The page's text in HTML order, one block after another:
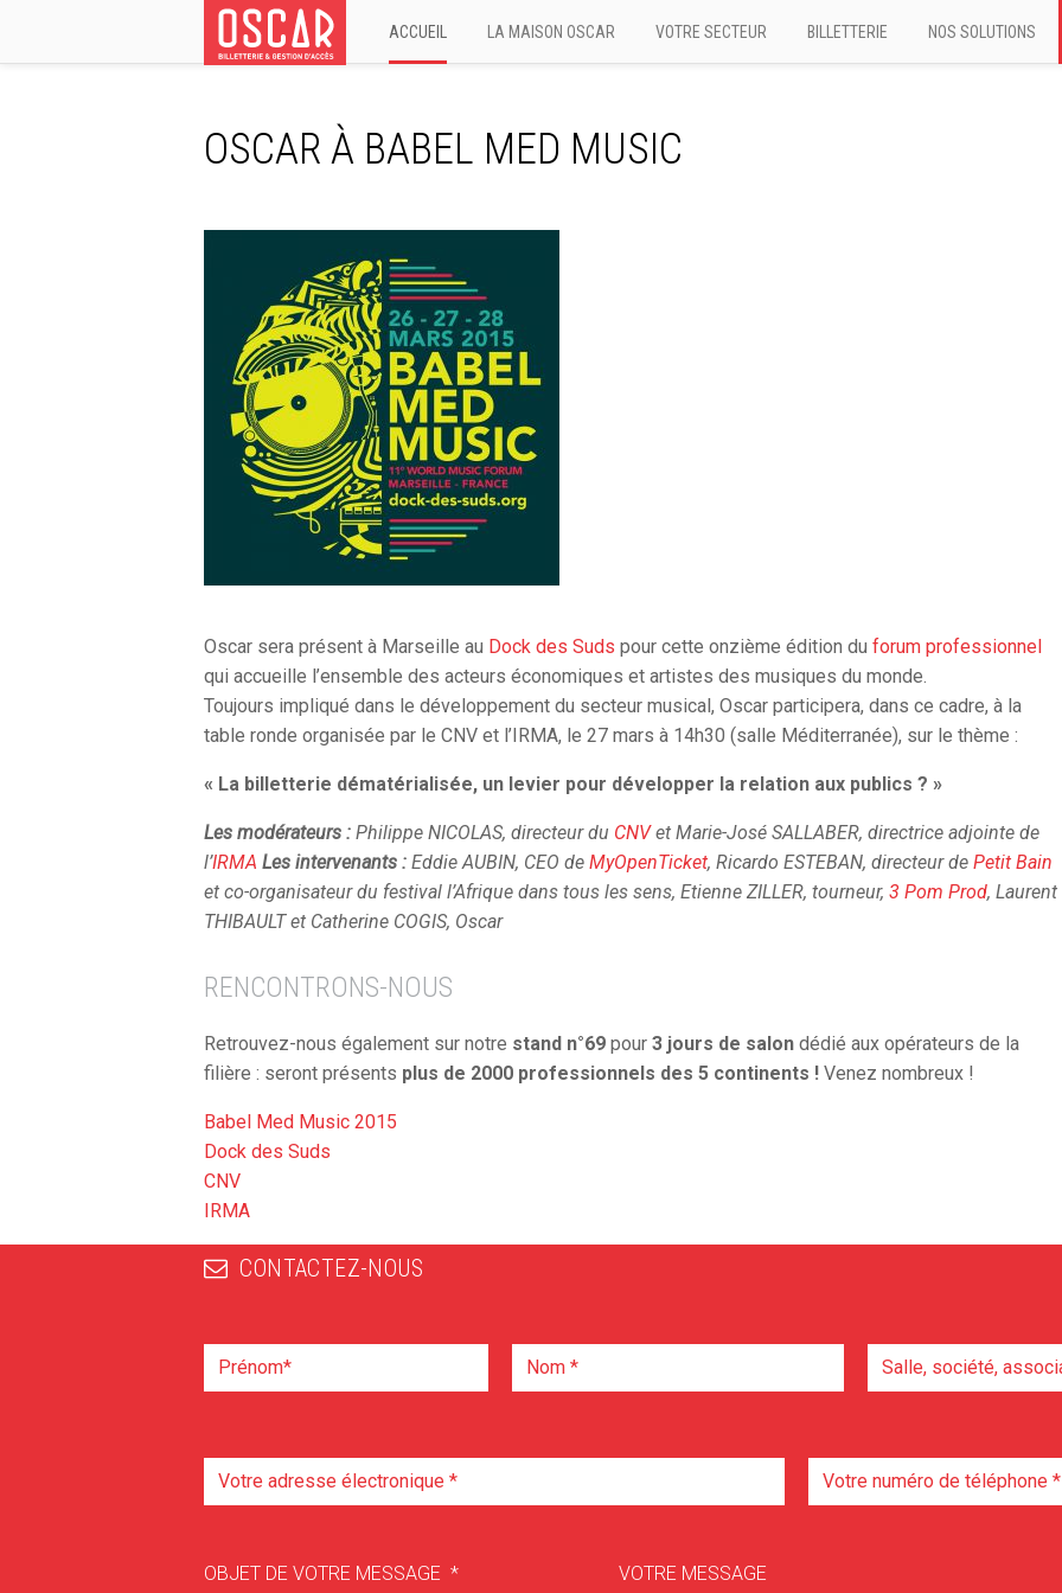
ACCUEIL LA MAISON OSCAR VOTRE SECTEUR BILLETTERIE NOS SOLUTIONS
OSCAR À BABEL MED MUSIC
Oscar sera présent à Marseille au Dock des Suds pour cette onzième édition du forum professionnel
qui accueille l’ensemble des acteurs économiques et artistes des musiques du monde.
Toujours impliqué dans le développement du secteur musical, Oscar participera, dans ce cadre, à la
table ronde organisée par le CNV et l’IRMA, le 27 mars à 14h30 (salle Méditerranée), sur le thème :
« La billetterie dématérialisée, un levier pour développer la relation aux publics ? »
Les modérateurs : Philippe NICOLAS, directeur du CNVet Marie-José SALLABER, directrice adjointe de
l’IRMA Les intervenants : Eddie AUBIN, CEO de MyOpenTicket, Ricardo ESTEBAN, directeur de Petit Bain
et co-organisateur du festival l’Afrique dans tous les sens, Etienne ZILLER, tourneur, 3 Pom Prod, Laurent
THIBAULT et Catherine COGIS, Oscar
RENCONTRONS-NOUS
Retrouvez-nous également sur notre stand n°69 pour 3 jours de salon dédié aux opérateurs de la
filière : seront présents plus de 2000 professionnels des 5 continents ! Venez nombreux !
Babel Med Music 2015
Dock des Suds
CNV
IRMA
CONTACTEZ-NOUS
OBJET DE VOTRE MESSAGE * VOTRE MESSAGE